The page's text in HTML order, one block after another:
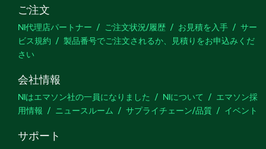
ご注文
NI代理店パートナー ご注文状況/履歴 お見積を入手
サー
ビス規約
製品番号でご注文されるか、見積りをお申込みくだ
さい
会社情報
NIはエマソン社の一員になりました NIについて
エマソン採
用情報
ニュースルーム サプライチェーン/品質 イベント
サポート